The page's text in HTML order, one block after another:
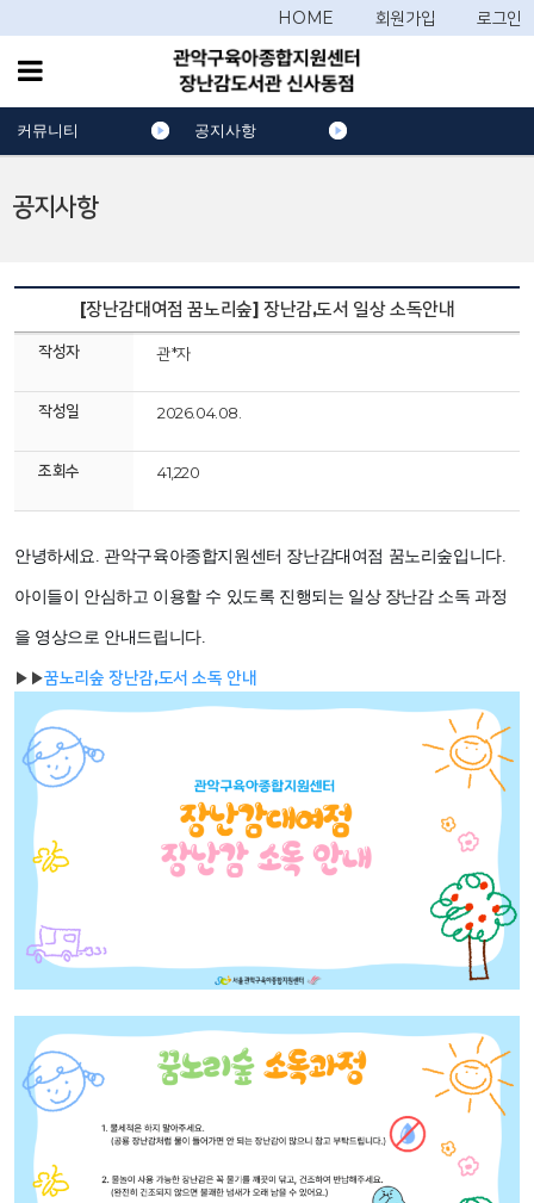
HOME 회원가입 로그인
공지사항
커뮤니티 공지사항
[장난감대여점 꿈노리숲] 장난감,도서 일상 소독안내
작성자 관*자
작성일 2026.04.08.
조회수 41,220
안녕하세요. 관악구육아종합지원센터 장난감대여점 꿈노리숲입니다.
아이들이 안심하고 이용할 수 있도록 진행되는 일상 장난감 소독 과정
을 영상으로 안내드립니다.
▶ ▶꿈노리숲 장난감,도서 소독 안내